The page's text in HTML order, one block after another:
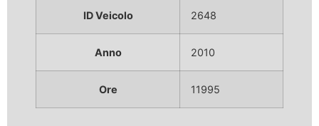
ID Veicolo 2648
Anno 2010
Ore 11995